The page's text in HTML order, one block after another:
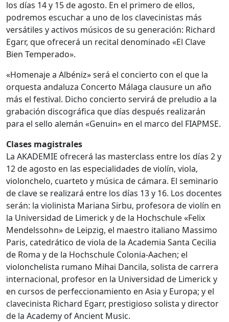
los días 14 y 15 de agosto. En el primero de ellos,
podremos escuchar a uno de los clavecinistas más
versátiles y activos músicos de su generación: Richard
Egarr, que ofrecerá un recital denominado «El Clave
Bien Temperado».
«Homenaje a Albéniz» será el concierto con el que la
orquesta andaluza Concerto Málaga clausure un año
más el festival. Dicho concierto servirá de preludio a la
grabación discográfica que días después realizarán
para el sello alemán «Genuin» en el marco del FIAPMSE.
Clases magistrales
La AKADEMIE ofrecerá las masterclass entre los dí­as 2 y
12 de agosto en las especialidades de violí­n, viola,
violonchelo, cuarteto y música de cámara. El seminario
de clave se realizará entre los dí­as 13 y 16. Los docentes
serán: la violinista Mariana Sirbu, profesora de violí­n en
la Universidad de Limerick y de la Hochschule «Felix
Mendelssohn» de Leipzig, el maestro italiano Massimo
Paris, catedrático de viola de la Academia Santa Cecilia
de Roma y de la Hochschule Colonia-Aachen; el
violonchelista rumano Mihai Dancila, solista de carrera
internacional, profesor en la Universidad de Limerick y
en cursos de perfeccionamiento en Asia y Europa; y el
clavecinista Richard Egarr, prestigioso solista y director
de la Academy of Ancient Music.